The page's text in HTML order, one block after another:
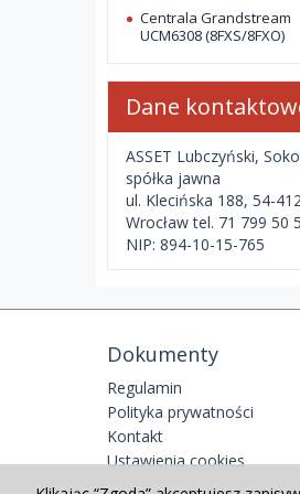
Centrala Grandstream
UCM6308 (8FXS/8FXO)
Dane
ASSET Lubczyński,
spółka jawna
ul. Klecińska 188, 54-
Wrocław tel. 71 799 50
NIP: 894-10-15-765
Dokumenty
Regulamin
Polityka prywatności
Kontakt
Ustawienia cookies